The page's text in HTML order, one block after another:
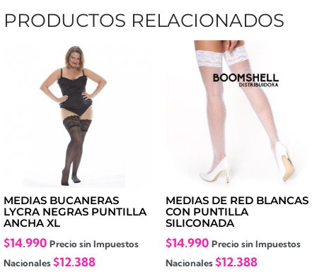
PRODUCTOS RELACIONADOS
MEDIAS BUCANERAS
LYCRA NEGRAS PUNTILLA
ANCHA XL
$14.990 Precio sin Impuestos
Nacionales$12.388
MEDIAS DE RED BLANCAS
CON PUNTILLA
SILICONADA
$14.990 Precio sin Impuestos
Nacionales$12.388